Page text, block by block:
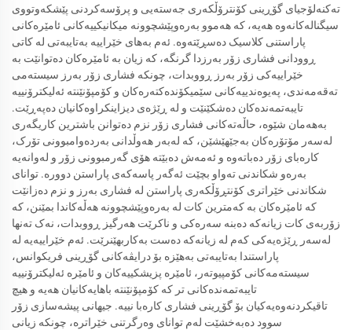
تەکنەلۆجیای گۆڕینی کۆنترۆڵکەری جەستەیی و پرۆسەکردنی پێشکەوتووی
سیگنالەکانەوە هەیە، کە هەموو بەرەوپێشچوونە میکانیکییەکانی ئامێرەکانی
پاراستنی کلاسیک دەسڕێتەوە. ئەم بەهای خێراییە بەتایبەتی لە کاتی
ڕوودانی فشاری زۆر بەرزدا گرنگە، کە زیان بە ئامێرەکان دەتوانێت بە
خێراییەکی زۆر بەرز ڕووبدات، چونکە فشاری زۆر بەرز سیستەمی
تەقەمەندی، پەیوەندییەکانی سێمیکۆندەکتەرەکان و کۆمپۆنێنتە ئەلیکترۆنییە
تایبەتمەندەکان دەشکێنێت و لە ڕێژەی دیزاینکراوەکانیان دەپەڕێت.
بەهەمان شێوە، حاڵەتەکانی فشاری زۆر نزم دەتوانن باشترین کاریگەری
لەسەر مۆتۆرەکان بەجێهێشێن، کە لەبەر هەوڵدانی بەردەوامبوونی تۆرک،
کارەبای زۆر دەباتەوە و ئەمەش دەبێتە هۆی گەرمبوونی زۆر و لەوانەیە
بەرەو شکاندنی تەواو بچێت ئەگەر پاسەکەی پاراستن دوورە. توانای
شکاندنی خێراتری کۆنتڕۆڵکەری پاراستن لە فشاری بەرز و نزم دەزانێت
کە ئامێرەکان بە کەمترین کات لە بەرەوپێشچوونە هەڵەکاندا بمێنن، کە
زۆربەی کات زیانەکە دەبنە سەرەکی و ناکرێت هەرگیز ڕووبدات، نەک تەنها
لەسەر ڕێژەیەکی کەم لە زیانەکە دەست بەکاربھێنرێت. ئەم خێراییەیە لە
پاراستندا بەتایبەتی بەهێزە بۆ درایڤەکانی گۆڕینی فریکوانس،
سیستەمەکانی کۆمپیوتەر، ئامێرە پزیشکییەکان و ئامێرە ئەلیکترۆنییە
تایبەتمەندەکانی تر کە کۆمپۆنێنتە باهایەکانیان هەیە و هیچ
تاقیکردنەوەیەکیان بۆ گۆڕینی فشاری کارەبا نییە. جیھانی پیشەسازی زۆر
سوود دەبەخشێت لەم توانای وەرگرتنی خێراترە، چونکە زیانی